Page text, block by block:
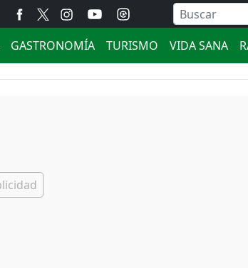
GASTRONOMÍA TURISMO VIDA SANA